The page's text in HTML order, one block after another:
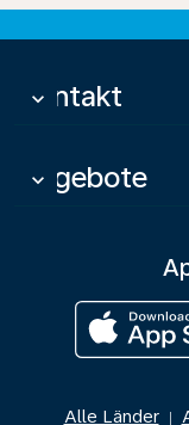
Kontakt
keyboard_arrow_down
Angebote
keyboard_arrow_down
Alle Länder |